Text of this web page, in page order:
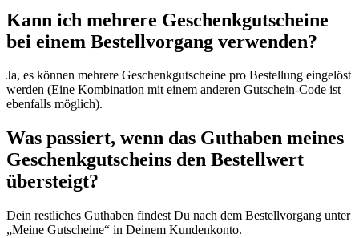
Kann ich mehrere Geschenkgutscheine
bei einem Bestellvorgang verwenden?
Ja, es können mehrere Geschenkgutscheine pro Bestellung eingelöst
werden (Eine Kombination mit einem anderen Gutschein-Code ist
ebenfalls möglich).
Was passiert, wenn das Guthaben meines
Geschenkgutscheins den Bestellwert
übersteigt?
Dein restliches Guthaben findest Du nach dem Bestellvorgang unter
„Meine Gutscheine“ in Deinem Kundenkonto.